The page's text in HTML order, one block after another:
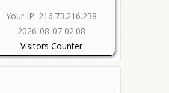
โปร่งใสภายใน สพท. ประจำ
ปีงบประมาณ
Your IP: 216.73.216.238
2026-08-07 02:08
Visitors Counter